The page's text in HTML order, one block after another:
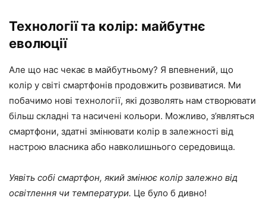
Технології та колір: майбутнє
еволюції
Але що нас чекає в майбутньому? Я впевнений, що
колір у світі смартфонів продовжить розвиватися. Ми
побачимо нові технології, які дозволять нам створювати
більш складні та насичені кольори. Можливо, з’являться
смартфони, здатні змінювати колір в залежності від
настрою власника або навколишнього середовища.
Уявіть собі смартфон, який змінює колір залежно від
освітлення чи температури. Це було б дивно!